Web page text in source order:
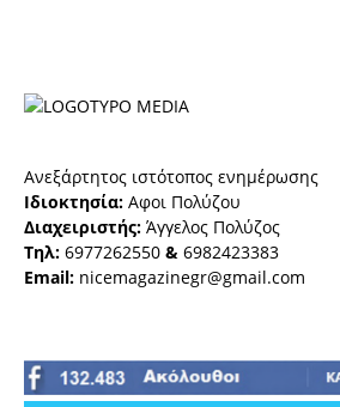
Ανεξάρτητος ιστότοπος ενημέρωσης
Ιδιοκτησία: Αφοι Πολύζου
Διαχειριστής: Άγγελος Πολύζος
Τηλ: 6977262550 & 6982423383
Email: nicemagazinegr@gmail.com